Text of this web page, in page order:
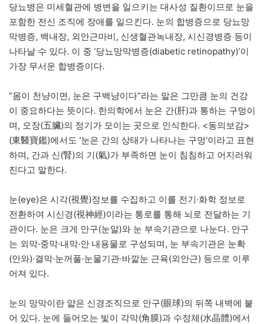
당뇨병은 미세혈관에 병변을 일으키는 대사성 질환이므로 눈을
포함한 전신 조직에 장애를 일으킨다. 눈의 합병증으로 당뇨망
막병증, 백내장, 외안근마비, 신생혈관녹내장, 시신경병증 등이
나타날 수 있다. 이 중 ‘당뇨망막병증(diabetic retinopathy)’이
가장 무서운 합병증이다.
“몸이 천냥이면, 눈은 구백냥이다”라는 말은 그만큼 눈의 건강
이 중요하다는 뜻이다. 한의학에서 눈은 간(肝)과 통하는 구멍이
며, 오장(五臟)의 정기가 모이는 곳으로 인식한다. <동의보감>
(東醫寶鑑)에서도 ‘눈은 간의 상태가 나타나는 구멍’이라고 표현
하며, 간과 신(腎)의 기(氣)가 부족하면 눈이 침침하고 어지러워
진다고 말한다.
눈(eye)은 시각(視覺)정보를 수집하고 이를 전기·화학 정보로
전환하여 시신경(視神經)이라는 통로를 통해 뇌로 전달하는 기
관이다. 눈은 크게 안구(눈알)와 눈 부속기관으로 나눈다. 안구
는 외막·중막·내막·안 내용물로 구성되며, 눈 부속기관은 눈확
(안와)·결막·눈꺼풀·눈물기관·바깥눈 근육(외안근) 등으로 이루
어져 있다.
눈의 망막이란 얇은 신경조직으로 안구(眼球)의 뒤쪽 내벽에 붙
어 있다. 눈에 들어오는 빛이 각막(角膜)과 수정체(水晶體)에서